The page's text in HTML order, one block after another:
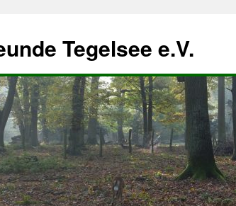
Tegelsee e.V.